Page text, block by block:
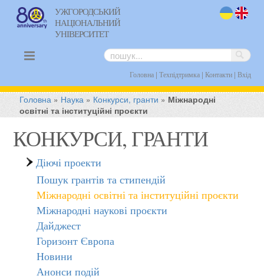
УЖГОРОДСЬКИЙ
НАЦІОНАЛЬНИЙ
УНІВЕРСИТЕТ
Головна| Техпідтримка| Контакти| Вхід
Головна » Наука » Конкурси, гранти » Міжнародні
освітні та інституційні проєкти
КОНКУРСИ, ГРАНТИ
Діючі проекти
Пошук грантів та стипендій
Міжнародні освітні та інституційні проєкти
Міжнародні наукові проєкти
Дайджест
Горизонт Європа
Новини
Анонси подій